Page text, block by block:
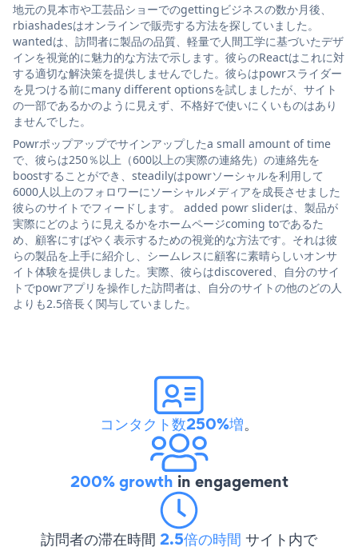
地元の見本市や工芸品ショーでのgettingビジネスの数か月後、
rbiashadesはオンラインで販売する方法を探していました。
wantedは、訪問者に製品の品質、軽量で人間工学に基づいたデザ
インを視覚的に魅力的な方法で示します。彼らのReactはこれに対
する適切な解決策を提供しませんでした。彼らはpowrスライダー
を見つける前にmany different optionsを試しましたが、サイト
の一部であるかのように見えず、不格好で使いにくいものはあり
ませんでした。
Powrポップアップでサインアップしたa small amount of time
で、彼らは250％以上（600以上の実際の連絡先）の連絡先を
boostすることができ、steadilyはpowrソーシャルを利用して
6000人以上のフォロワーにソーシャルメディアを成長させました
彼らのサイトでフィードします。 added powr sliderは、製品が
実際にどのように見えるかをホームページcoming toであるた
め、顧客にすばやく表示するための視覚的な方法です。それは彼
らの製品を上手に紹介し、シームレスに顧客に素晴らしいオンサ
イト体験を提供しました。実際、彼らはdiscovered、自分のサイ
トでpowrアプリを操作した訪問者は、自分のサイトの他のどの人
よりも2.5倍長く関与していました。
コンタクト数250%増。
200% growth in engagement
訪問者の滞在時間 2.5倍の時間 サイト内で